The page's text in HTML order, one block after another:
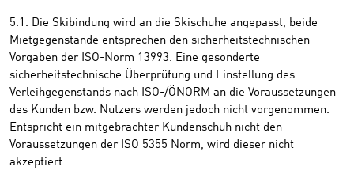
5.1. Die Skibindung wird an die Skischuhe angepasst, beide
Mietgegenstände entsprechen den sicherheitstechnischen
Vorgaben der ISO-Norm 13993. Eine gesonderte
sicherheitstechnische Überprüfung und Einstellung des
Verleihgegenstands nach ISO-/ÖNORM an die Voraussetzungen
des Kunden bzw. Nutzers werden jedoch nicht vorgenommen.
Entspricht ein mitgebrachter Kundenschuh nicht den
Voraussetzungen der ISO 5355 Norm, wird dieser nicht
akzeptiert.